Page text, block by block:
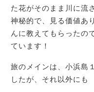
た花がそのまま川に流
神秘的で、見る価値あ
んに教えてもらったの
ています！
旅のメインは、小浜島
したが、それ以外にも